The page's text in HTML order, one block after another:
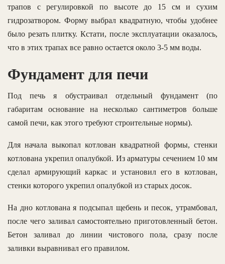
трапов с регулировкой по высоте до 15 см и сухим
гидрозатвором. Форму выбрал квадратную, чтобы удобнее
было резать плитку. Кстати, после эксплуатации оказалось,
что в этих трапах все равно остается около 3-5 мм воды.
Фундамент для печи
Под печь я обустраивал отдельный фундамент (по
габаритам основание на несколько сантиметров больше
самой печи, как этого требуют строительные нормы).
Для начала выкопал котлован квадратной формы, стенки
котлована укрепил опалубкой. Из арматуры сечением 10 мм
сделал армирующий каркас и установил его в котлован,
стенки которого укрепил опалубкой из старых досок.
На дно котлована я подсыпал щебень и песок, утрамбовал,
после чего заливал самостоятельно приготовленный бетон.
Бетон заливал до линии чистового пола, сразу после
заливки выравнивал его правилом.